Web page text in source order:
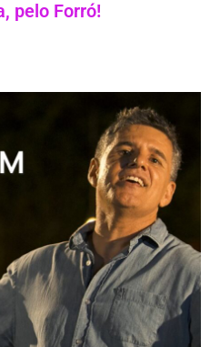
pelo Forró!